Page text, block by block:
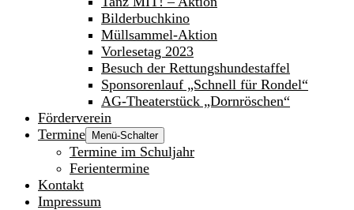
Bilderbuchkino
Müllsammel-Aktion
Vorlesetag 2023
Besuch der Rettungshundestaffel
Sponsorenlauf „Schnell für Rondel“
AG-Theaterstück „Dornröschen“
Förderverein
Termine
Menü-Schalter
Termine im Schuljahr
Ferientermine
Kontakt
Impressum